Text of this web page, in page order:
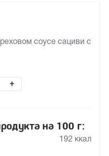
соусе сациви с
+
на 100 г:
192 ккал